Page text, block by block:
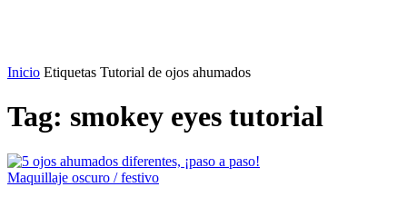
Inicio Etiquetas Tutorial de ojos ahumados
Tag: smokey eyes tutorial
Maquillaje oscuro / festivo